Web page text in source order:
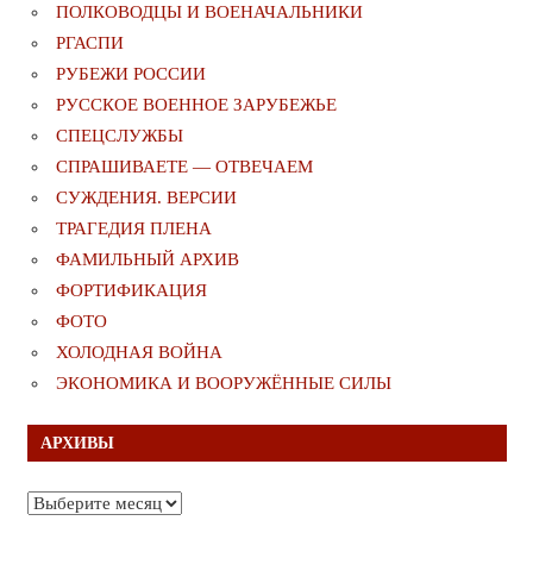
ПОЛКОВОДЦЫ И ВОЕНАЧАЛЬНИКИ
РГАСПИ
РУБЕЖИ РОССИИ
РУССКОЕ ВОЕННОЕ ЗАРУБЕЖЬЕ
СПЕЦСЛУЖБЫ
СПРАШИВАЕТЕ — ОТВЕЧАЕМ
СУЖДЕНИЯ. ВЕРСИИ
ТРАГЕДИЯ ПЛЕНА
ФАМИЛЬНЫЙ АРХИВ
ФОРТИФИКАЦИЯ
ФОТО
ХОЛОДНАЯ ВОЙНА
ЭКОНОМИКА И ВООРУЖЁННЫЕ СИЛЫ
АРХИВЫ
Архивы